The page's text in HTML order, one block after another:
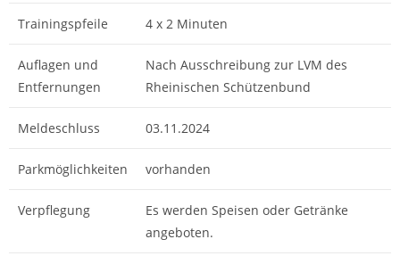
Trainingspfeile 4 x 2 Minuten
Auflagen und
Entfernungen
Nach Ausschreibung zur LVM des
Rheinischen Schützenbund
Meldeschluss 03.11.2024
Parkmöglichkeiten vorhanden
Verpflegung
Es werden Speisen oder Getränke
angeboten.